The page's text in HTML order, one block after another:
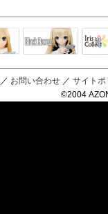
／ お問い合わせ ／ サイトポ
©2004